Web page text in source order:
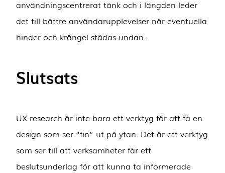
användningscentrerat tänk och i längden leder
det till bättre användarupplevelser när eventuella
hinder och krångel städas undan.
Slutsats
UX-research är inte bara ett verktyg för att få en
design som ser “fin” ut på ytan. Det är ett verktyg
som ser till att verksamheter får ett
beslutsunderlag för att kunna ta informerade